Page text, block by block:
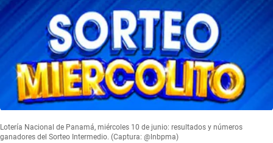
Lotería Nacional de Panamá, miércoles 10 de junio: resultados y números
ganadores del Sorteo Intermedio. (Captura: @lnbpma)